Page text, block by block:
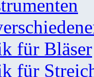
für Bläser
für